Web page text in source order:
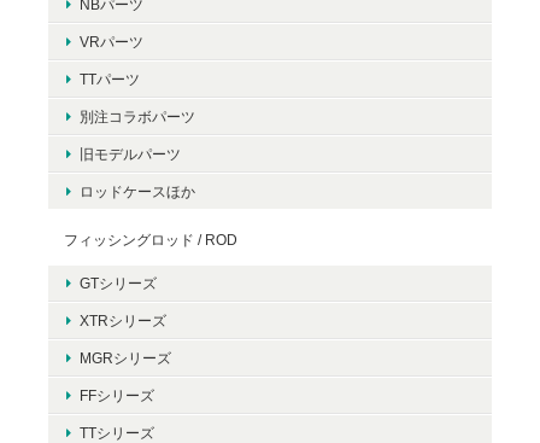
NBパーツ
VRパーツ
TTパーツ
別注コラボパーツ
旧モデルパーツ
ロッドケースほか
フィッシングロッド / ROD
GTシリーズ
XTRシリーズ
MGRシリーズ
FFシリーズ
TTシリーズ